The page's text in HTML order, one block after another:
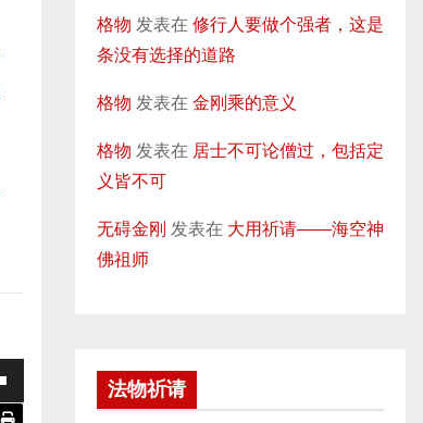
格物 发表在 修行人要做个强者，这是
条没有选择的道路
格物 发表在 金刚乘的意义
格物 发表在 居士不可论僧过，包括定
义皆不可
无碍金刚 发表在 大用祈请——海空神
佛祖师
法物祈请